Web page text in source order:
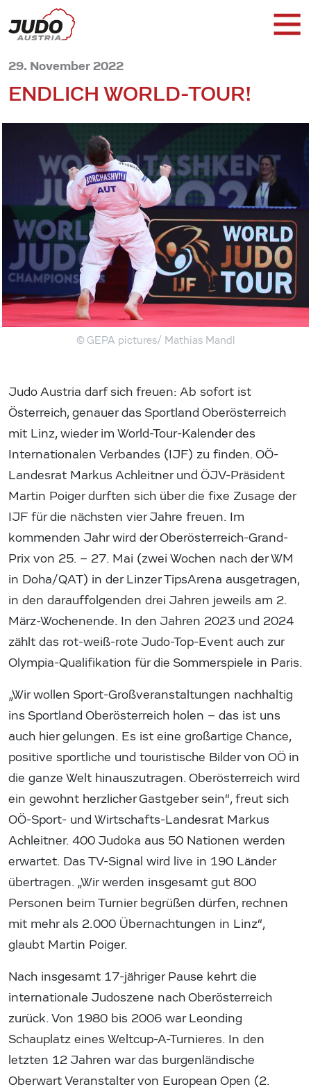
29. November 2022
ENDLICH WORLD-TOUR!
© GEPA pictures/ Mathias Mandl
Judo Austria darf sich freuen: Ab sofort ist
Österreich, genauer das Sportland Oberösterreich
mit Linz, wieder im World-Tour-Kalender des
Internationalen Verbandes (IJF) zu finden. OÖ-
Landesrat Markus Achleitner und ÖJV-Präsident
Martin Poiger durften sich über die fixe Zusage der
IJF für die nächsten vier Jahre freuen. Im
kommenden Jahr wird der Oberösterreich-Grand-
Prix von 25. – 27. Mai (zwei Wochen nach der WM
in Doha/QAT) in der Linzer TipsArena ausgetragen,
in den darauffolgenden drei Jahren jeweils am 2.
März-Wochenende. In den Jahren 2023 und 2024
zählt das rot-weiß-rote Judo-Top-Event auch zur
Olympia-Qualifikation für die Sommerspiele in Paris.
„Wir wollen Sport-Großveranstaltungen nachhaltig
ins Sportland Oberösterreich holen – das ist uns
auch hier gelungen. Es ist eine großartige Chance,
positive sportliche und touristische Bilder von OÖ in
die ganze Welt hinauszutragen. Oberösterreich wird
ein gewohnt herzlicher Gastgeber sein“, freut sich
OÖ-Sport- und Wirtschafts-Landesrat Markus
Achleitner. 400 Judoka aus 50 Nationen werden
erwartet. Das TV-Signal wird live in 190 Länder
übertragen. „Wir werden insgesamt gut 800
Personen beim Turnier begrüßen dürfen, rechnen
mit mehr als 2.000 Übernachtungen in Linz“,
glaubt Martin Poiger.
Nach insgesamt 17-jähriger Pause kehrt die
internationale Judoszene nach Oberösterreich
zurück. Von 1980 bis 2006 war Leonding
Schauplatz eines Weltcup-A-Turnieres. In den
letzten 12 Jahren war das burgenländische
Oberwart Veranstalter von European Open (2.